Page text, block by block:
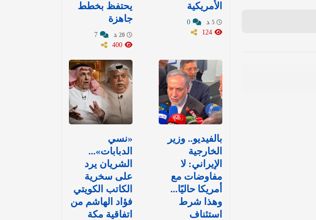
الأمريكية
يحتفظ بخطط
جاهزة
بالفيديو.. وزير
الخارجية
الإيراني: لا
مفاوضات مع
أمريكا حاليًا...
وهذا شرط
استئناف
«نسي
الدبابات»...
الشريان يرد
على سخرية
الكاتب الكويتي
فؤاد الهاشم من
اتفاقية مكة